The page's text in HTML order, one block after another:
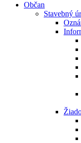
Občan
Stavebný